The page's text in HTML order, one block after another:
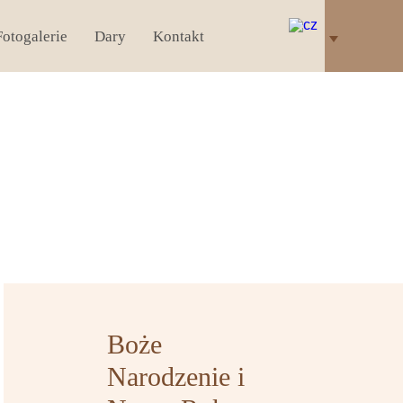
Dary Kontakt
Boże
Narodzenie i